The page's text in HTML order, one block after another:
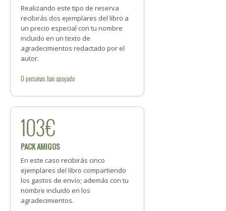
Realizando este tipo de reserva
recibirás dos ejemplares del libro a
un precio especial con tu nombre
incluido en un texto de
agradecimientos redactado por el
autor.
0 personashan apoyado
103€
PACK AMIGOS
En este caso recibirás cinco
ejemplares del libro compartiendo
los gastos de envío; además con tu
nombre incluido en los
agradecimientos.